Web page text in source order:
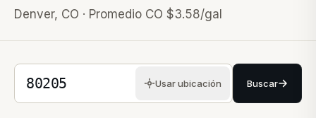
Denver, CO · Promedio CO $3.58/gal
Código postal de 5 dígitos
Usar ubicación Buscar